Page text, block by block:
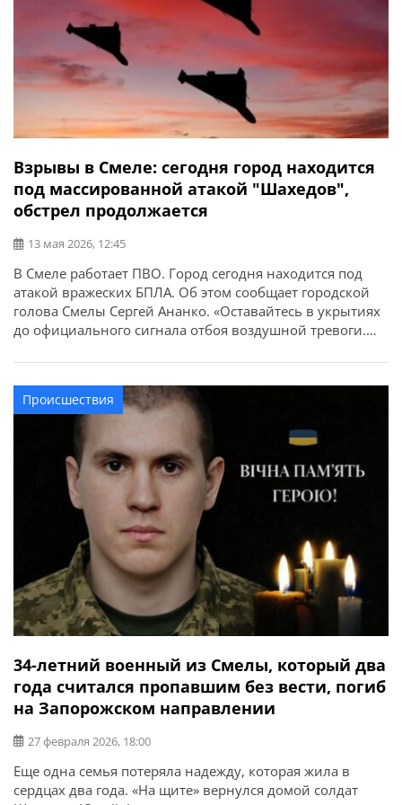
Взрывы в Смеле: сегодня город находится
под массированной атакой "Шахедов",
обстрел продолжается
13 мая 2026, 12:45
В Смеле работает ПВО. Город сегодня находится под
атакой вражеских БПЛА. Об этом сообщает городской
голова Смелы Сергей Ананко. «Оставайтесь в укрытиях
до официального сигнала отбоя воздушной тревоги.
безопасности родных. Сохраняйте информационную
тишину: не публикуйте фото, видео, места попадания
или работу наших защитников. Враг может
использовать любую информацию. Есть угроза […]
Происшествия
34-летний военный из Смелы, который два
года считался пропавшим без вести, погиб
на Запорожском направлении
27 февраля 2026, 18:00
Еще одна семья потеряла надежду, которая жила в
сердцах два года. «На щите» вернулся домой солдат